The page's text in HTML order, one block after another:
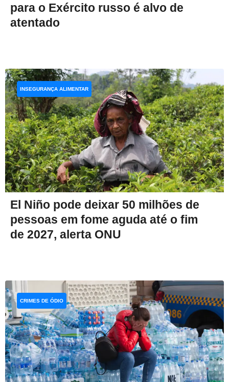
para o Exército russo é alvo de
atentado
El Niño pode deixar 50 milhões de
pessoas em fome aguda até o fim
de 2027, alerta ONU
INSEGURANÇA ALIMENTAR
CRIMES DE ÓDIO